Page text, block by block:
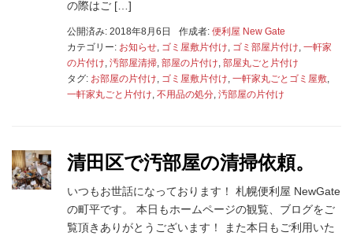
の際はご […]
公開済み: 2018年8月6日 作成者: 便利屋 New Gate
カテゴリー: お知らせ, ゴミ屋敷片付け, ゴミ部屋片付け, 一軒家
の片付け, 汚部屋清掃, 部屋の片付け, 部屋丸ごと片付け
タグ: お部屋の片付け, ゴミ屋敷片付け, 一軒家丸ごとゴミ屋敷,
一軒家丸ごと片付け, 不用品の処分, 汚部屋の片付け
清田区で汚部屋の清掃依頼。
いつもお世話になっております！ 札幌便利屋 NewGate
の町平です。 本日もホームページの観覧、ブログをご
覧頂きありがとうございます！ また本日もご利用いた